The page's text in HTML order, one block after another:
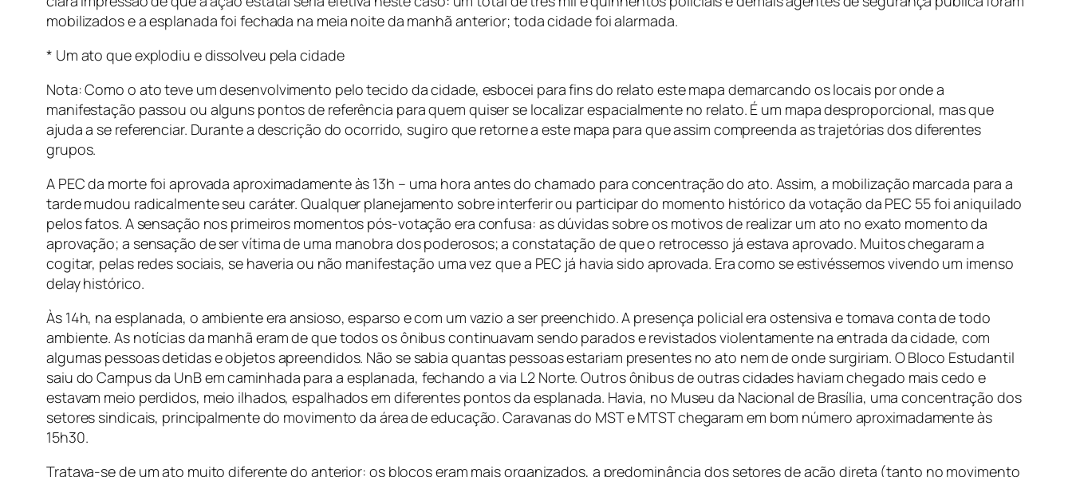
mobilizados e a esplanada foi fechada na meia noite da manhã anterior; toda cidade foi alarmada.
* Um ato que explodiu e dissolveu pela cidade
Nota: Como o ato teve um desenvolvimento pelo tecido da cidade, esbocei para fins do relato este mapa demarcando os locais por onde a
manifestação passou ou alguns pontos de referência para quem quiser se localizar espacialmente no relato. É um mapa desproporcional, mas que
ajuda a se referenciar. Durante a descrição do ocorrido, sugiro que retorne a este mapa para que assim compreenda as trajetórias dos diferentes
grupos.
A PEC da morte foi aprovada aproximadamente às 13h – uma hora antes do chamado para concentração do ato. Assim, a mobilização marcada para a
tarde mudou radicalmente seu caráter. Qualquer planejamento sobre interferir ou participar do momento histórico da votação da PEC 55 foi aniquilado
pelos fatos. A sensação nos primeiros momentos pós-votação era confusa: as dúvidas sobre os motivos de realizar um ato no exato momento da
aprovação; a sensação de ser vítima de uma manobra dos poderosos; a constatação de que o retrocesso já estava aprovado. Muitos chegaram a
cogitar, pelas redes sociais, se haveria ou não manifestação uma vez que a PEC já havia sido aprovada. Era como se estivéssemos vivendo um imenso
delay histórico.
Às 14h, na esplanada, o ambiente era ansioso, esparso e com um vazio a ser preenchido. A presença policial era ostensiva e tomava conta de todo
ambiente. As notícias da manhã eram de que todos os ônibus continuavam sendo parados e revistados violentamente na entrada da cidade, com
algumas pessoas detidas e objetos apreendidos. Não se sabia quantas pessoas estariam presentes no ato nem de onde surgiriam. O Bloco Estudantil
saiu do Campus da UnB em caminhada para a esplanada, fechando a via L2 Norte. Outros ônibus de outras cidades haviam chegado mais cedo e
estavam meio perdidos, meio ilhados, espalhados em diferentes pontos da esplanada. Havia, no Museu da Nacional de Brasília, uma concentração dos
setores sindicais, principalmente do movimento da área de educação. Caravanas do MST e MTST chegaram em bom número aproximadamente às
15h30.
Tratava-se de um ato muito diferente do anterior: os blocos eram mais organizados, a predominância dos setores de ação direta (tanto no movimento